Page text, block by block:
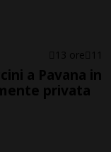
13 ore 11
a Pavana in
privata